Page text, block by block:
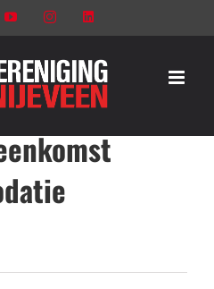
YouTubeInstagram